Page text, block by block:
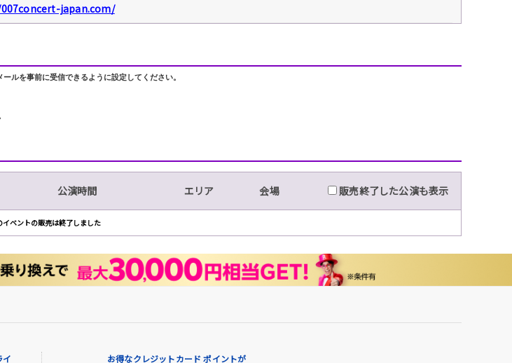
japan.com/
を事前に受信できるように設定してください。
公演時間 エリア 会場 販売終了した公演も表示
イベントの販売は終了しました
イ お得なクレジットカード ポイントが